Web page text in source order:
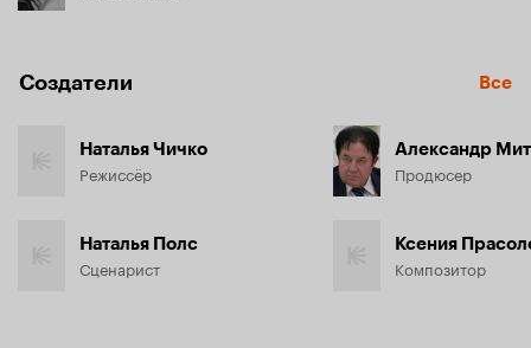
Создатели Все
Наталья Чичко
Режиссёр
Наталья Полс
Сценарист
Александр
Продюсер
Ксения
Композитор